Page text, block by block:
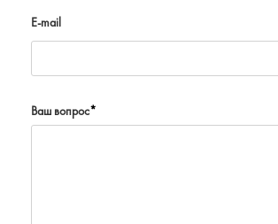
E-mail
Ваш вопрос*